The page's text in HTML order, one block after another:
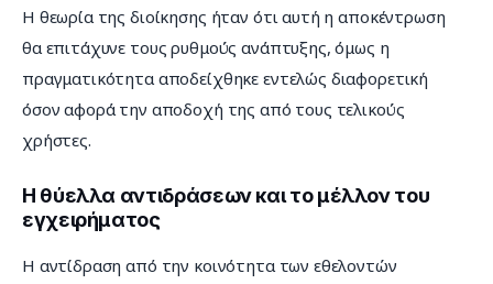
Η θεωρία της διοίκησης ήταν ότι αυτή η αποκέντρωση
θα επιτάχυνε τους ρυθμούς ανάπτυξης, όμως η
πραγματικότητα αποδείχθηκε εντελώς διαφορετική
όσον αφορά την αποδοχή της από τους τελικούς
χρήστες.
Η θύελλα αντιδράσεων και το μέλλον του
εγχειρήματος
Η αντίδραση από την κοινότητα των εθελοντών